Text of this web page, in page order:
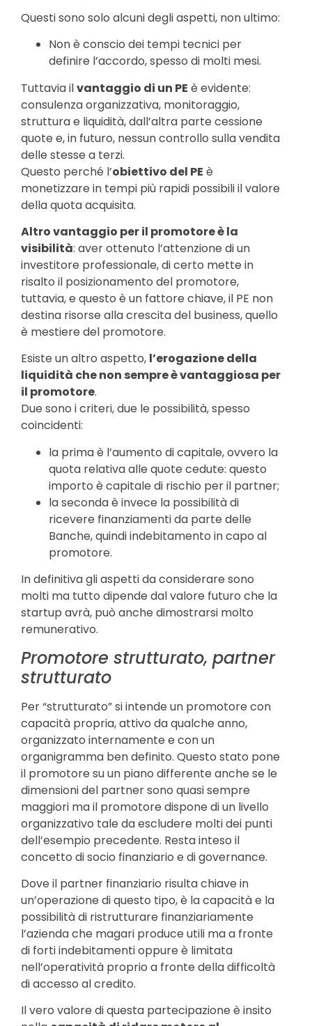
Questi sono solo alcuni degli aspetti, non ultimo:
Non è conscio dei tempi tecnici per
definire l’accordo, spesso di molti mesi.
Tuttavia ilvantaggio di un PE è evidente:
consulenza organizzativa, monitoraggio,
struttura e liquidità, dall’altra parte cessione
quote e, in futuro, nessun controllo sulla vendita
delle stesse a terzi.
Questo perché l’obiettivo del PE è
monetizzare in tempi più rapidi possibili il valore
della quota acquisita.
Altro vantaggio per il promotore è la
visibilità: aver ottenuto l’attenzione di un
investitore professionale, di certo mette in
risalto il posizionamento del promotore,
tuttavia, e questo è un fattore chiave, il PE non
destina risorse alla crescita del business, quello
è mestiere del promotore.
Esiste un altro aspetto, l’erogazione della
liquidità che non sempre è vantaggiosa per
il promotore.
Due sono i criteri, due le possibilità, spesso
coincidenti:
la prima è l’aumento di capitale, ovvero la
quota relativa alle quote cedute: questo
importo è capitale di rischio per il partner;
la seconda è invece la possibilità di
ricevere finanziamenti da parte delle
Banche, quindi indebitamento in capo al
promotore.
In definitiva gli aspetti da considerare sono
molti ma tutto dipende dal valore futuro che la
startup avrà, può anche dimostrarsi molto
remunerativo.
Promotore strutturato, partner
strutturato
Per “strutturato” si intende un promotore con
capacità propria, attivo da qualche anno,
organizzato internamente e con un
organigramma ben definito. Questo stato pone
il promotore su un piano differente anche se le
dimensioni del partner sono quasi sempre
maggiori ma il promotore dispone di un livello
organizzativo tale da escludere molti dei punti
dell’esempio precedente. Resta inteso il
concetto di socio finanziario e di governance.
Dove il partner finanziario risulta chiave in
un’operazione di questo tipo, è la capacità e la
possibilità di ristrutturare finanziariamente
l’azienda che magari produce utili ma a fronte
di forti indebitamenti oppure è limitata
nell’operatività proprio a fronte della difficoltà
di accesso al credito.
Il vero valore di questa partecipazione è insito